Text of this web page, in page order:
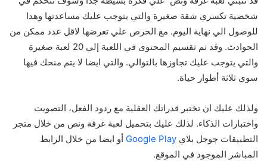
شخصية تكسري شقة صغيرة والتي يتوجب عليك مساعدتها وهذا
للوصول الي نهاية اليوم. مع الحرص علي تعرضها لاقل عدد ممكن من
الحوادث. وقد تم تقسيم المحتوى في اللعبة إلي 20 لعبة صغيرة
والتي يتوجب عليك تجاوزها بالتوالي. والتي ايضا لا يتم منحك فيها
سوي ثلاثة أطوار حياة.
ولذلك عليك ان تختبر قدراتك العقلية مع ردود الفعل، التصويت
واختبارات الذكاء. لذلك عليك بتحميل لعبة غرفة ونص من خلال متجر
التطبيقات جوجل بلاي Google Play أو ايضا من خلال الرابط
المباشر الموجود في الموقع.